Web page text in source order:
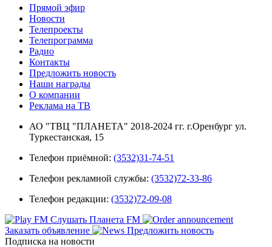
Прямой эфир
Новости
Телепроекты
Телепрограмма
Радио
Контакты
Предложить новость
Наши награды
О компании
Реклама на ТВ
АО "ТВЦ "ПЛАНЕТА" 2018-2024 гг. г.Оренбург ул.
Туркестанская, 15
Телефон приёмной: (3532)31-74-51
Телефон рекламной службы: (3532)72-33-86
Телефон редакции: (3532)72-09-08
Слушать Планета FM
Заказать объявление
Предложить новость
Подписка на новости